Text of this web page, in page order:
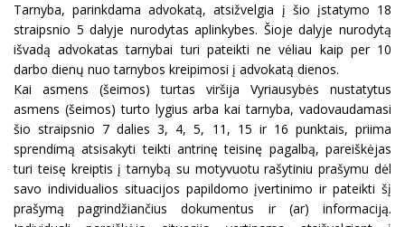
Tarnyba, parinkdama advokatą, atsižvelgia į šio įstatymo 18
straipsnio 5 dalyje nurodytas aplinkybes. Šioje dalyje nurodytą
išvadą advokatas tarnybai turi pateikti ne vėliau kaip per 10
darbo dienų nuo tarnybos kreipimosi į advokatą dienos.
Kai asmens (šeimos) turtas viršija Vyriausybės nustatytus
asmens (šeimos) turto lygius arba kai tarnyba, vadovaudamasi
šio straipsnio 7 dalies 3, 4, 5, 11, 15 ir 16 punktais, priima
sprendimą atsisakyti teikti antrinę teisinę pagalbą, pareiškėjas
turi teisę kreiptis į tarnybą su motyvuotu rašytiniu prašymu dėl
savo individualios situacijos papildomo įvertinimo ir pateikti šį
prašymą pagrindžiančius dokumentus ir (ar) informaciją.